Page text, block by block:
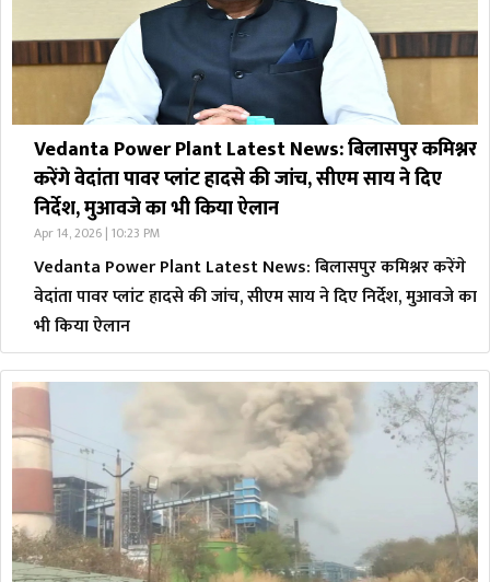
Vedanta Power Plant Latest News: बिलासपुर कमिश्नर
करेंगे वेदांता पावर प्लांट हादसे की जांच, सीएम साय ने दिए
निर्देश, मुआवजे का भी किया ऐलान
Apr 14, 2026 | 10:23 PM
Vedanta Power Plant Latest News: बिलासपुर कमिश्नर करेंगे
वेदांता पावर प्लांट हादसे की जांच, सीएम साय ने दिए निर्देश, मुआवजे का
भी किया ऐलान